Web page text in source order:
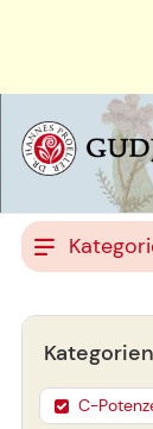
Kategorien
C-